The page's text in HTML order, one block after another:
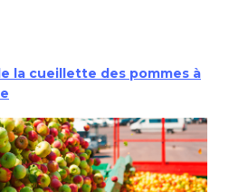
la cueillette des pommes à